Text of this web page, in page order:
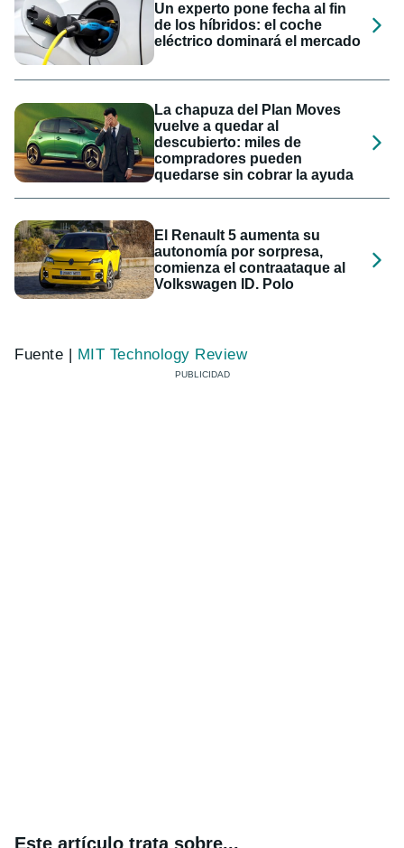
Un experto pone fecha al fin
de los híbridos: el coche
eléctrico dominará el mercado
La chapuza del Plan Moves
vuelve a quedar al
descubierto: miles de
compradores pueden
quedarse sin cobrar la ayuda
El Renault 5 aumenta su
autonomía por sorpresa,
comienza el contraataque al
Volkswagen ID. Polo
Fuente | MIT Technology Review
Este artículo trata sobre...